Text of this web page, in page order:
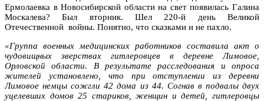
Ермолаевка в Новосибирской области на свет появилась Галина
Москалева? Был вторник. Шел 220-й день Великой
Отечественной войны. Понятно, что сказками и не пахло.
«Группа военных медицинских работников составила акт о
чудовищных зверствах гитлеровцев в деревне Лимовое,
Орловской области. В результате расследования и опроса
жителей установлено, что при отступлении из деревни
Лимовое немцы сожгли 42 дома из 44. Согнав в подвалы двух
уцелевших домов 25 стариков, женщин и детей, гитлеровцы